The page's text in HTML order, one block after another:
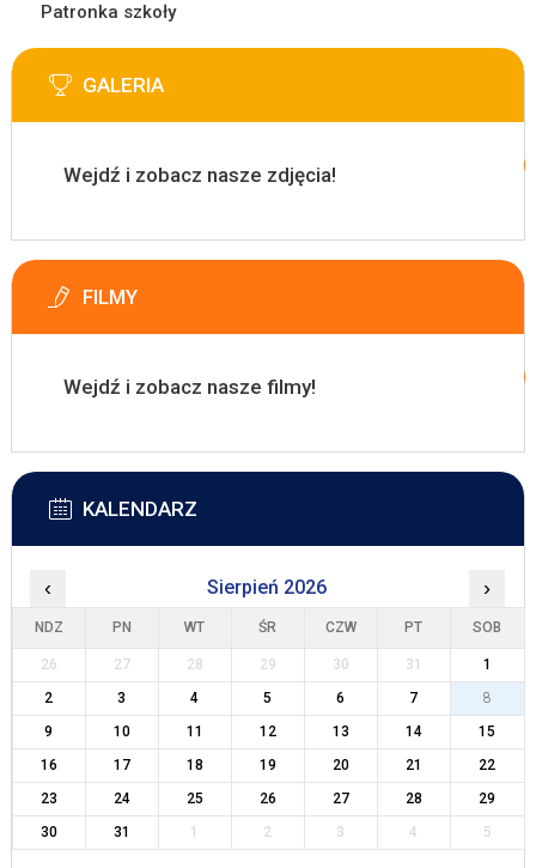
Patronka szkoły
GALERIA
Wejdź i zobacz nasze zdjęcia!
FILMY
Wejdź i zobacz nasze filmy!
KALENDARZ
‹ Sierpień 2026 ›
NDZ PN WT ŚR CZW PT SOB
26 27 28 29 30 31
1
2
3 4 5 6 7
8
9
10 11 12 13 14
15
16
17 18 19 20 21
22
23
24 25 26 27 28
29
30
31 1 2 3 4 5